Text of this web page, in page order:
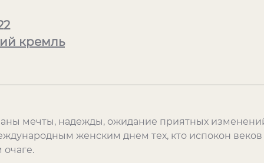
кремль
мечты, надежды, ожидание приятных
женским днем тех, кто испокон веков